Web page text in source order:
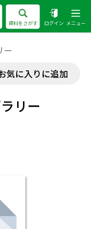
資料をさがす ログイン メニュー
ー
気に入りに追加
リー